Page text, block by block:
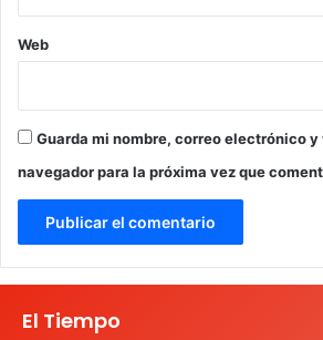
Web
Guarda mi nombre, correo electrónico y
navegador para la próxima vez que
El Tiempo